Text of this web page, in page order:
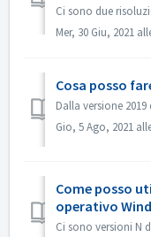
Mer, 30 Giu, 2021
Cosa posso
Gio, 5 Ago, 2021
Come posso
operativo